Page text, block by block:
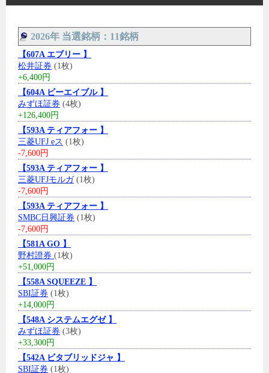
2026年 当選銘柄：11銘柄
【607A エブリー 】
松井証券 (1枚)
+6,400円
【604A ビーエイブル 】
みずほ証券 (4枚)
+126,400円
【593A ティアフォー 】
三菱UFJ eス (1枚)
-7,600円
【593A ティアフォー 】
三菱UFJモルガ(1枚)
-7,600円
【593A ティアフォー 】
SMBC日興証券 (1枚)
-7,600円
【581A GO 】
野村證券 (1枚)
+51,000円
【558A SQUEEZE 】
SBI証券 (1枚)
+14,000円
【548A システムエグゼ 】
みずほ証券 (3枚)
+33,300円
【542A ビタブリッドジャ 】
SBI証券 (1枚)